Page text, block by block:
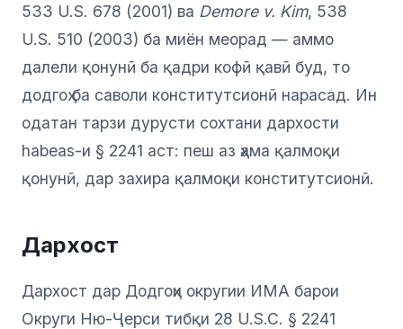
533 U.S. 678 (2001) ва Demore v. Kim, 538
U.S. 510 (2003) ба миён меорад — аммо
далели қонунӣ ба қадри кофӣ қавӣ буд, то
додгоҳ ба саволи конститутсионӣ нарасад. Ин
одатан тарзи дурусти сохтани дархости
habeas-и § 2241 аст: пеш аз ҳама қалмоқи
қонунӣ, дар захира қалмоқи конститутсионӣ.
Дархост
Дархост дар Додгоҳи округии ИМА барои
Округи Ню-Ҷерси тибқи 28 U.S.C. § 2241